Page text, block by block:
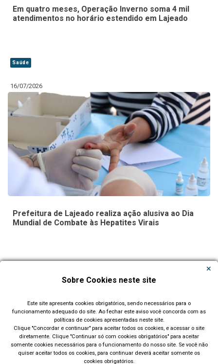
Em quatro meses, Operação Inverno soma 4 mil
atendimentos no horário estendido em Lajeado
Saúde
16/07/2026
Prefeitura de Lajeado realiza ação alusiva ao Dia
Mundial de Combate às Hepatites Virais
Todas as Notícias
Sobre Cookies neste site
Este site apresenta cookies obrigatórios, sendo necessários para o
funcionamento adequado do site. Ao fechar este aviso você concorda com as
políticas de cookies apresentadas neste site.
Clique "Concordar e continuar" para aceitar todos os cookies, e acessar o site
diretamente. Clique "Continuar só com cookies obrigatórios" para aceitar
somente cookies necessários para o funcionamento do nosso site. Se você não
quiser aceitar todos os cookies, para continuar deverá aceitar somente os
cookies obrigatórios.
Prefeitura Municipal de Lajeado (RS)